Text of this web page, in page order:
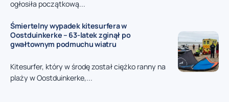
ogłosiła początkową...
Śmiertelny wypadek kitesurfera w
Oostduinkerke – 63-latek zginął po
gwałtownym podmuchu wiatru
Kitesurfer, który w środę został ciężko ranny na
plaży w Oostduinkerke,...